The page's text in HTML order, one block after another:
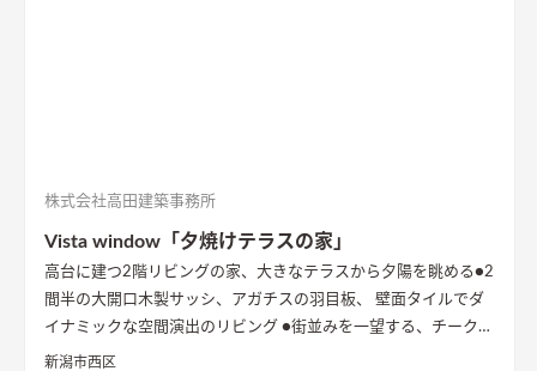
株式会社高田建築事務所
Vista window「夕焼けテラスの家」
高台に建つ2階リビングの家、大きなテラスから夕陽を眺める●2
間半の大開口木製サッシ、アガチスの羽目板、 壁面タイルでダ
イナミックな空間演出のリビング ●街並みを一望する、チークの
出窓ベンチ ●型の塗り壁に誘われる玄関 内と外が連続的につな
新潟市西区